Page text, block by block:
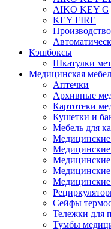
AIKO KEY G
KEY FIRE
Кэшбоксы
Шкатулки
Медицинская
Аптечки
Архивные
Картотеки
Кушетки и
Мебель для
Медицинские
Медицинские
Сейфы
Тележки для
Тумбы